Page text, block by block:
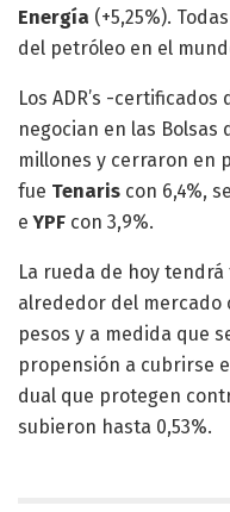
Energía (+5,25%).
del petróleo en el
Los ADR’s -
negocian en las Bolsas
millones y cerraron en
fue Tenaris con 6,4%,
eYPF con 3,9%.
La rueda de hoy
alrededor del mercado
pesos y a medida que
propensión a cubrirse
dual que protegen
subieron hasta 0,53%.